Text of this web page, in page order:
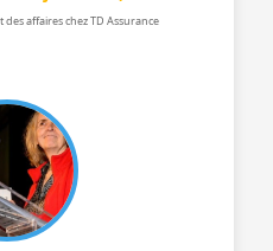
affaires chez TD Assurance